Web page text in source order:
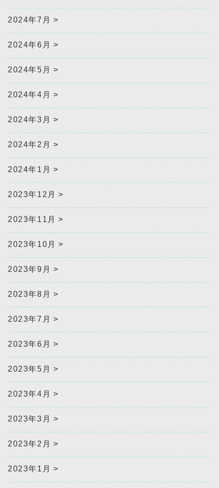
2024年7月
2024年6月
2024年5月
2024年4月
2024年3月
2024年2月
2024年1月
2023年12月
2023年11月
2023年10月
2023年9月
2023年8月
2023年7月
2023年6月
2023年5月
2023年4月
2023年3月
2023年2月
2023年1月